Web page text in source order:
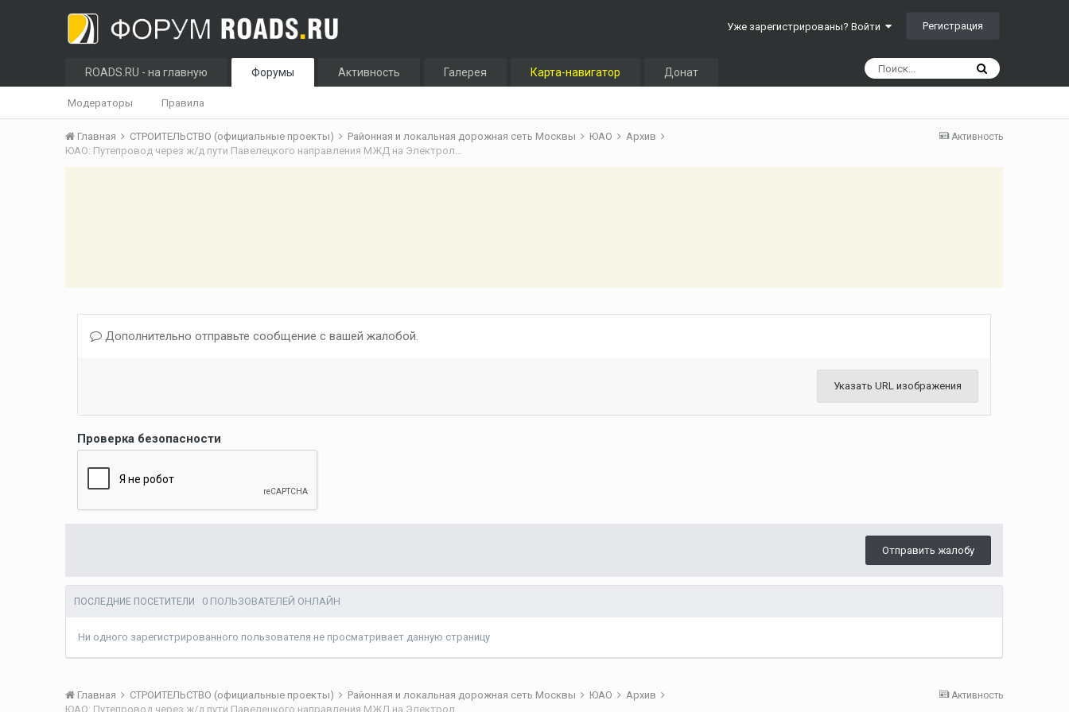
Уже зарегистрированы? Войти Регистрация
ROADS.RU - на главную Форумы
Модераторы Правила
Активность Галерея Карта-навигатор Донат
Активность
Главная СТРОИТЕЛЬСТВО (официальные проекты) Районная и локальная дорожная сеть Москвы ЮАО
Архив
ЮАО: Путепровод через ж/д пути Павелецкого направления МЖД на Электролитном проезде
Дополнительно отправьте сообщение с вашей жалобой.
Указать URL изображения
Проверка безопасности
Отправить жалобу
ПОСЛЕДНИЕ ПОСЕТИТЕЛИ 0 ПОЛЬЗОВАТЕЛЕЙ ОНЛАЙН
Ни одного зарегистрированного пользователя не просматривает данную страницу
Активность
Главная СТРОИТЕЛЬСТВО (официальные проекты) Районная и локальная дорожная сеть Москвы ЮАО
Архив